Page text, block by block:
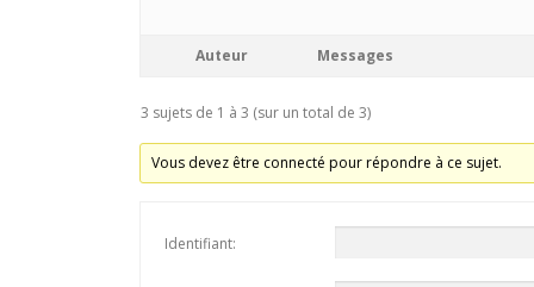
Auteur Messages
3 sujets de 1 à 3 (sur un total de 3)
Vous devez être connecté pour répondre à ce sujet.
Identifiant: